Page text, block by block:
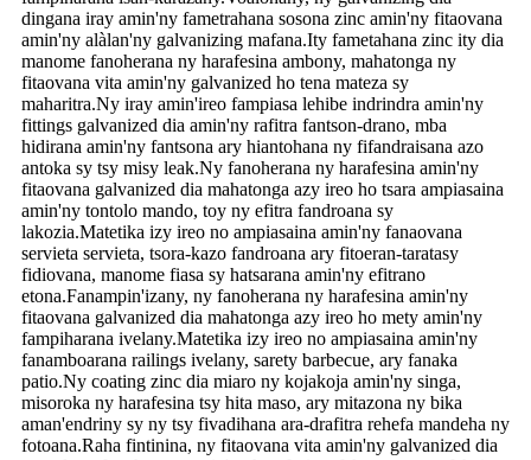
dingana iray amin'ny fametrahana sosona zinc amin'ny fitaovana
amin'ny alàlan'ny galvanizing mafana.Ity fametahana zinc ity dia
manome fanoherana ny harafesina ambony, mahatonga ny
fitaovana vita amin'ny galvanized ho tena mateza sy
maharitra.Ny iray amin'ireo fampiasa lehibe indrindra amin'ny
fittings galvanized dia amin'ny rafitra fantson-drano, mba
hidirana amin'ny fantsona ary hiantohana ny fifandraisana azo
antoka sy tsy misy leak.Ny fanoherana ny harafesina amin'ny
fitaovana galvanized dia mahatonga azy ireo ho tsara ampiasaina
amin'ny tontolo mando, toy ny efitra fandroana sy
lakozia.Matetika izy ireo no ampiasaina amin'ny fanaovana
servieta servieta, tsora-kazo fandroana ary fitoeran-taratasy
fidiovana, manome fiasa sy hatsarana amin'ny efitrano
etona.Fanampin'izany, ny fanoherana ny harafesina amin'ny
fitaovana galvanized dia mahatonga azy ireo ho mety amin'ny
fampiharana ivelany.Matetika izy ireo no ampiasaina amin'ny
fanamboarana railings ivelany, sarety barbecue, ary fanaka
patio.Ny coating zinc dia miaro ny kojakoja amin'ny singa,
misoroka ny harafesina tsy hita maso, ary mitazona ny bika
aman'endriny sy ny tsy fivadihana ara-drafitra rehefa mandeha ny
fotoana.Raha fintinina, ny fitaovana vita amin'ny galvanized dia